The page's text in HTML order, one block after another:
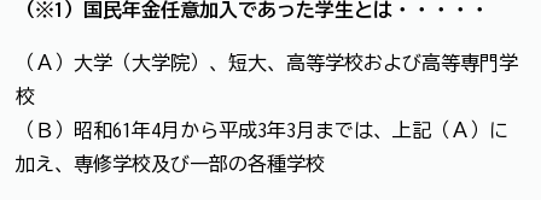
（※1）国民年金任意加入であった学生とは・・・・・
（Ａ）大学（大学院）、短大、高等学校および高等専門学
校
（Ｂ）昭和61年4月から平成3年3月までは、上記（Ａ）に
加え、専修学校及び一部の各種学校